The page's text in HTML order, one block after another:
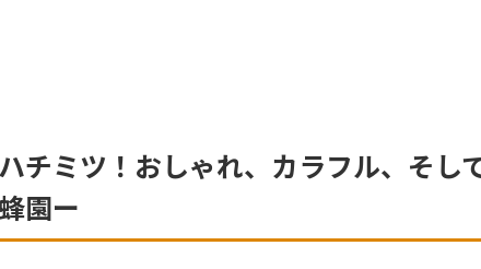
チミツ！おしゃれ、カラフル、そし
園ー